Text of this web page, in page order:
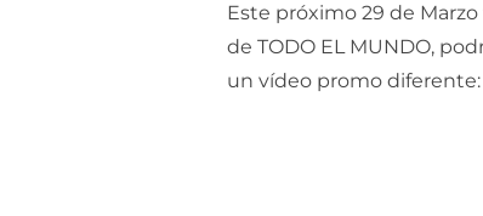
Este próximo 29 de
de TODO EL MUNDO,
un vídeo promo